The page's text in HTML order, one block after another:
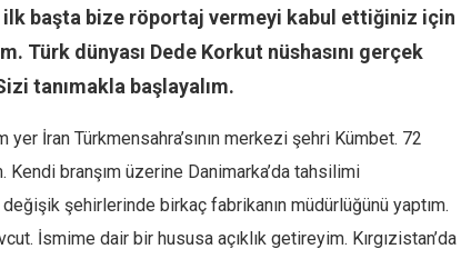
ilk başta bize röportaj vermeyi kabul ettiğiniz için
Türk dünyası Dede Korkut nüshasını gerçek
tanımakla başlayalım.
yer İran Türkmensahra’sının merkezi şehri Kümbet. 72
Kendi branşım üzerine Danimarka’da tahsilimi
değişik şehirlerinde birkaç fabrikanın müdürlüğünü yaptım.
İsmime dair bir hususa açıklık getireyim. Kırgızistan’da